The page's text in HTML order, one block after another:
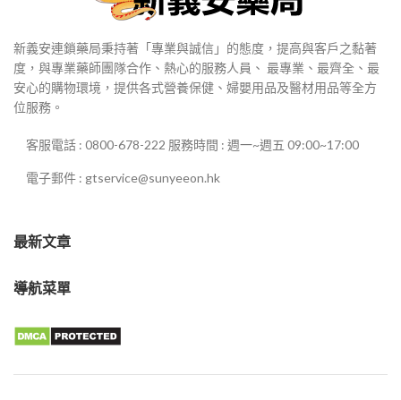
新義安連鎖藥局秉持著「專業與誠信」的態度，提高與客戶之黏著
度，與專業藥師團隊合作、熱心的服務人員、 最專業、最齊全、最
安心的購物環境，提供各式營養保健、婦嬰用品及醫材用品等全方
位服務。
客服電話 : 0800-678-222 服務時間 : 週一~週五 09:00~17:00
電子郵件 : gtservice@sunyeeon.hk
最新文章
導航菜單